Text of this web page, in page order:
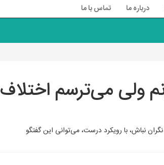
درباره ما تماس با ما
ولی می‌ترسم اختلاف
نباش، با رویکرد درست، می‌توانی این گفتگو